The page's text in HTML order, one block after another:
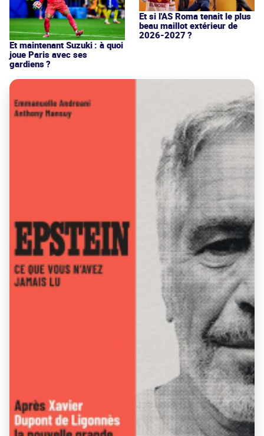
Et maintenant Suzuki : à quoi
joue Paris avec ses
gardiens ?
Et si l'AS Roma tenait le plus
beau maillot extérieur de
2026-2027 ?